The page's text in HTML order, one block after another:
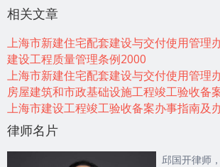
相关文章
上海市新建住宅配套建设与交付使用管理
建设工程质量管理条例2000
上海市新建住宅配套建设与交付使用管理
房屋建筑和市政基础设施工程竣工验收备
上海市建设工程竣工验收备案办事指南及
律师名片
邱国开律师